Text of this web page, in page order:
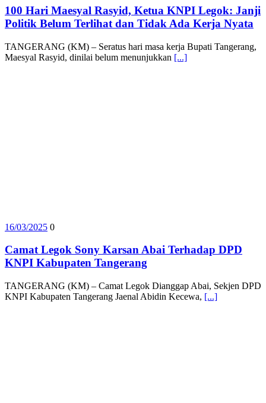
100 Hari Maesyal Rasyid, Ketua KNPI Legok: Janji
Politik Belum Terlihat dan Tidak Ada Kerja Nyata
TANGERANG (KM) – Seratus hari masa kerja Bupati Tangerang,
Maesyal Rasyid, dinilai belum menunjukkan [...]
16/03/2025 0
Camat Legok Sony Karsan Abai Terhadap DPD
KNPI Kabupaten Tangerang
TANGERANG (KM) – Camat Legok Dianggap Abai, Sekjen DPD
KNPI Kabupaten Tangerang Jaenal Abidin Kecewa, [...]